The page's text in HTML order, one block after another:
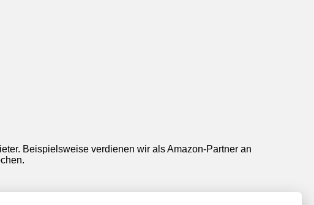
Beispielsweise verdienen wir als Amazon-Partner an